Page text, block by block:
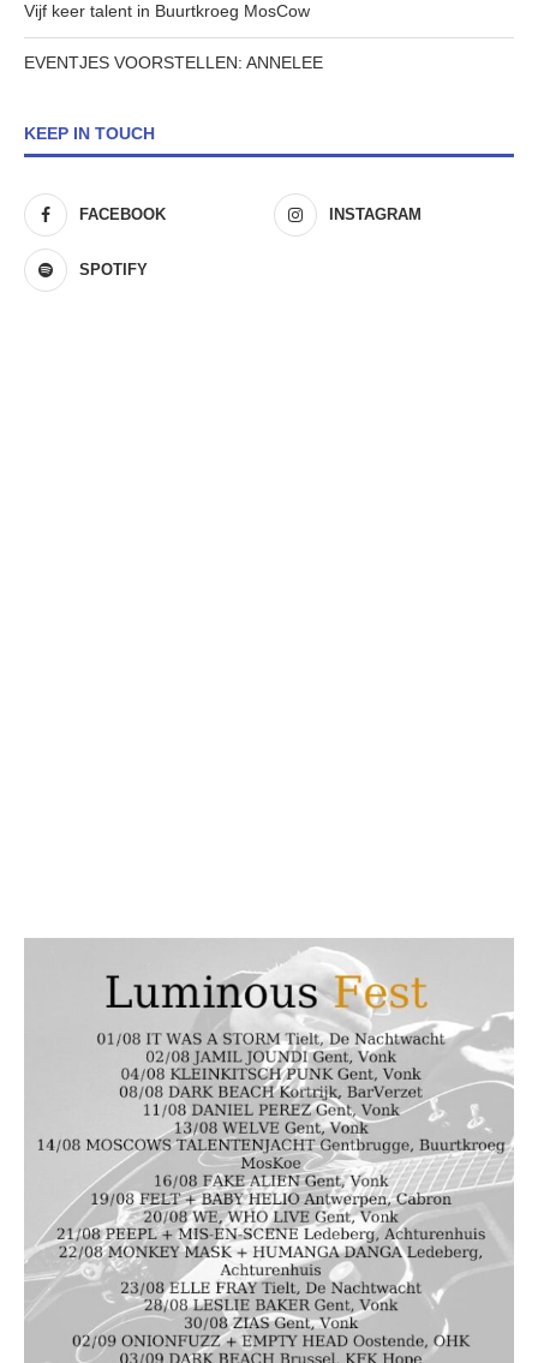
Vijf keer talent in Buurtkroeg MosCow
EVENTJES VOORSTELLEN: ANNELEE
KEEP IN TOUCH
FACEBOOK INSTAGRAM
SPOTIFY